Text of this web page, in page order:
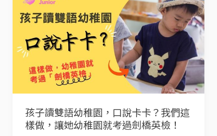
學、
不
落
後！
析，
幫
孩
子
找
到
適
合
孩子讀雙語幼稚園，口說卡卡？我們這
樣做，讓她幼稚園就考過劍橋英檢！
子
讀
雙
語
幼
稚
園，
口
說